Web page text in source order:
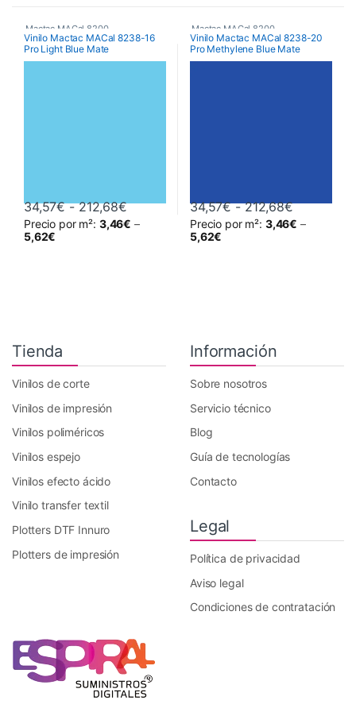
Mactac MACal 8200
Vinilo Mactac MACal 8238-16
Pro Light Blue Mate
34,57€ - 212,68€Rango de precios: desde 34,57€
Precio por m²: 3,46€ –
5,62€
Este producto tiene múltiples variantes. Las opciones se
Mactac MACal 8200
Vinilo Mactac MACal 8238-20
Pro Methylene Blue Mate
34,57€ - 212,68€Rango de
Precio por m²: 3,46€ –
5,62€
Este producto tiene múltiples
Tienda
Vinilos de corte
Vinilos de impresión
Vinilos poliméricos
Vinilos espejo
Vinilos efecto ácido
Vinilo transfer textil
Plotters DTF Innuro
Plotters de impresión
Información
Sobre nosotros
Servicio técnico
Blog
Guía de tecnologías
Contacto
Legal
Política de privacidad
Aviso legal
Condiciones de contratación